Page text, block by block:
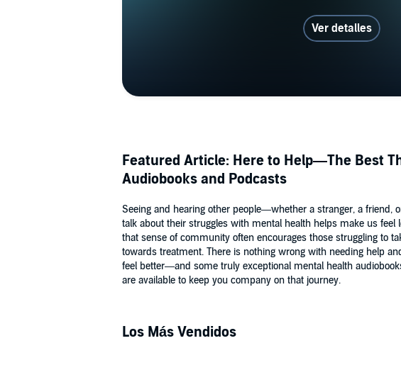
Ver detalles
Featured Article: Here to Help—The Best
Audiobooks and Podcasts
Seeing and hearing other people—whether a stranger, a friend,
talk about their struggles with mental health helps make us feel
that sense of community often encourages those struggling to
towards treatment. There is nothing wrong with needing help
feel better—and some truly exceptional mental health
are available to keep you company on that journey.
Los Más Vendidos